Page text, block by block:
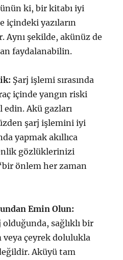
ki, bir kitabı iyi
içindeki yazıların
Aynı şekilde, akünüz de
faydalanabilin.
Şarj işlemi sırasında
içinde yangın riski
edin. Akü gazları
şarj işlemini iyi
yapmak akıllıca
gözlüklerinizi
önlem her zaman
Emin Olun:
sağlıklı bir
veya çeyrek dolulukla
Aküyü tam